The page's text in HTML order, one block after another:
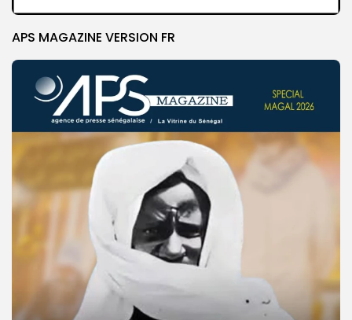
APS MAGAZINE VERSION FR